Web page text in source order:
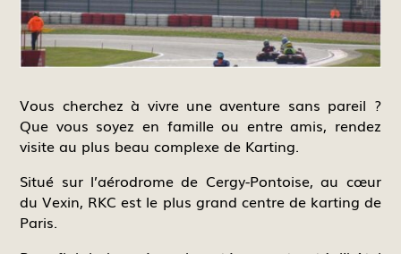
Vous cherchez à vivre une aventure sans pareil ?
Que vous soyez en famille ou entre amis, rendez
visite au plus beau complexe de Karting.
Situé sur l’aérodrome de Cergy-Pontoise, au cœur
du Vexin, RKC est le plus grand centre de karting de
Paris.